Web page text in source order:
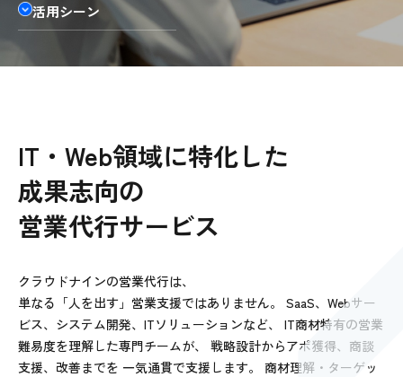
活用シーン
IT・Web領域に特化した
成果志向の
営業代行サービス
クラウドナインの営業代行は、
単なる「人を出す」営業支援ではありません。
SaaS、Webサー
ビス、システム開発、ITソリューションなど、
IT商材特有の営業
難易度を理解した専門チームが、
戦略設計からアポ獲得、商談
支援、改善までを 一気通貫で支援します。
商材理解・ターゲッ